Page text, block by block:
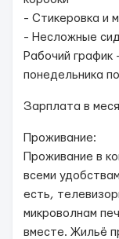
- Стикеровка и
- Несложные
Рабочий
понедельника
Зарплата в
Проживание:
Проживание в
всеми
есть,
микроволнам
вместе. Жильё